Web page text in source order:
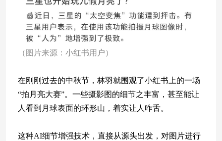
（图片来源：小红书用户）
在刚刚过去的中秋节，林羽就围观了小红书上的一场
“拍月亮大赛”。一些摄影图的细节之丰富，甚至能让
人看到月球表面的环形山，着实让人咋舌。
这种AI细节增强技术，直接从源头出发，对图片进行